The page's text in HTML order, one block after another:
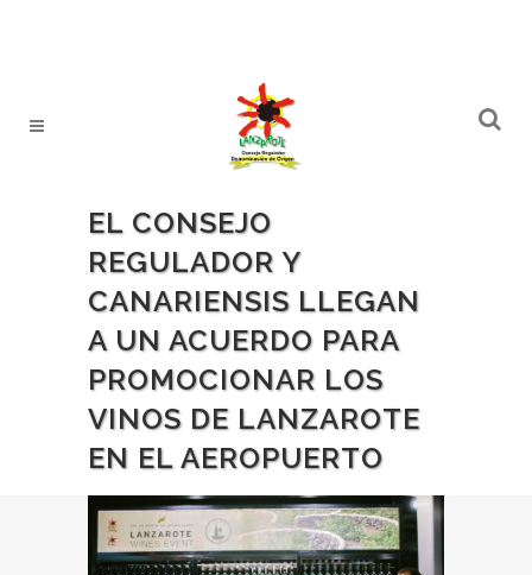
EL CONSEJO
REGULADOR Y
CANARIENSIS LLEGAN
A UN ACUERDO PARA
PROMOCIONAR LOS
VINOS DE LANZAROTE
EN EL AEROPUERTO